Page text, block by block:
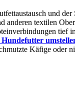
und
textilen
tief
Käfige oder